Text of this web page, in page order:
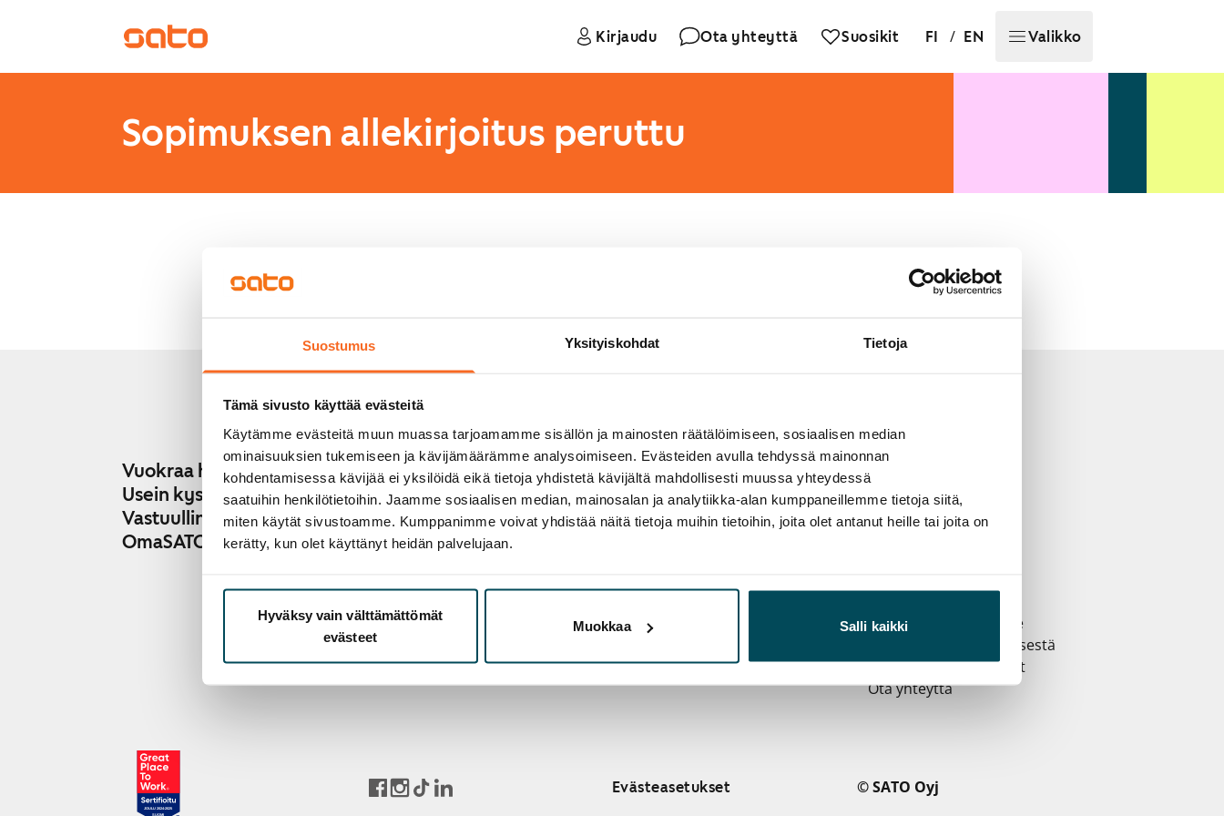
Suostumus Yksityiskohdat Tietoja
Tämä sivusto käyttää evästeitä
Käytämme evästeitä muun muassa tarjoamamme sisällön ja mainosten räätälöimiseen, sosiaalisen median
ominaisuuksien tukemiseen ja kävijämäärämme analysoimiseen. Evästeiden avulla tehdyssä mainonnan
kohdentamisessa kävijää ei yksilöidä eikä tietoja yhdistetä kävijältä mahdollisesti muussa yhteydessä
saatuihin henkilötietoihin. Jaamme sosiaalisen median, mainosalan ja analytiikka-alan kumppaneillemme tietoja siitä,
miten käytät sivustoamme. Kumppanimme voivat yhdistää näitä tietoja muihin tietoihin, joita olet antanut heille tai joita on
kerätty, kun olet käyttänyt heidän palvelujaan.
Hyväksy vain välttämättömät
evästeet
Muokkaa Salli kaikki
Kirjaudu Ota yhteyttä Suosikit FI / EN Valikko
Sopimuksen allekirjoitus peruttu
olevan linkin kautta niin kauan kuin linkki on voimassa.
Vuokraa heti
Usein kysyttyä
Vastuullinen SATO
OmaSATO
Vapaat vuokra-asunnot
Helsinki
Espoo
Vantaa
Tampere
kaupunginosat
Pysy ajan tasalla - tilaa uutiskirje
Asunnon hakeminen ja
SATOkodissa asuminen
Miksi valitsisin SATOn?
Näin haet asuntoa
På svenska: Kundens SATO
Kotona - sisältöä kotielämään
Yritystietoa
SATO yrityksenä
Sijoittajille
Vastuullisuus
Saavutettavuusseloste
Raportoi väärinkäytöksestä
Yrityslaskutusosoitteet
Ota yhteyttä
JOULU 2024-2025
SUOMI
Evästeasetukset © SATO Oyj